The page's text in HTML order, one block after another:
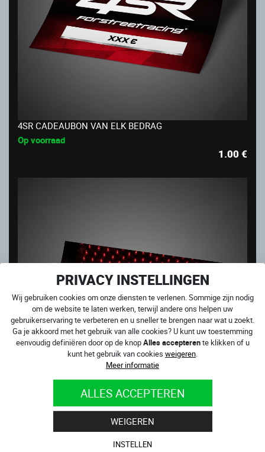
PRIVACY INSTELLINGEN
Wij gebruiken cookies om onze diensten te verlenen. Sommige zijn nodig
om de website te laten werken, terwijl andere ons helpen uw
gebruikerservaring te verbeteren en u sneller te brengen naar wat u zoekt.
Ga je akkoord met het gebruik van alle cookies? U kunt uw toestemming
eenvoudig definiëren door op de knopAlles accepterente klikken of u
kunt het gebruik van cookies weigeren.
Meer informatie
ALLES ACCEPTEREN
WEIGEREN
INSTELLEN
4SR CADEAUBON VAN ELK BEDRAG
Op voorraad
1.00€
4SR CADEAUBON VAN 200 EURO